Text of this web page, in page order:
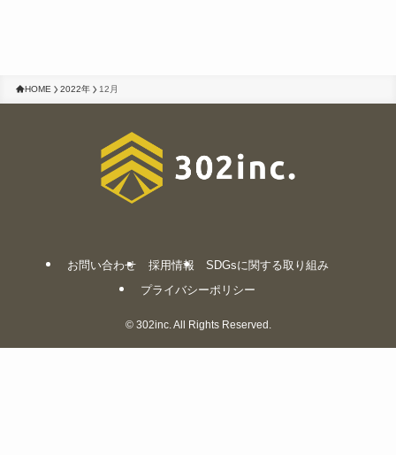
HOME 2022年 12月
お問い合わせ 採用情報
SDGsに関する取り組み
プライバシーポリシー
©302inc. All Rights Reserved.